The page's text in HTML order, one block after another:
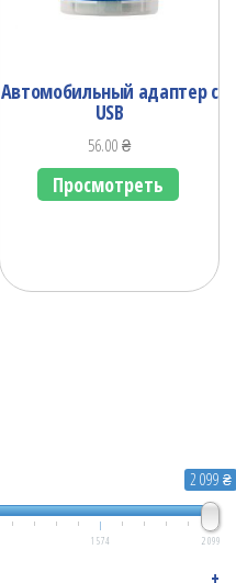
Автомобильный адаптер с
USB
56.00₴
Просмотреть
2 099 ₴
1 574 2 099
+